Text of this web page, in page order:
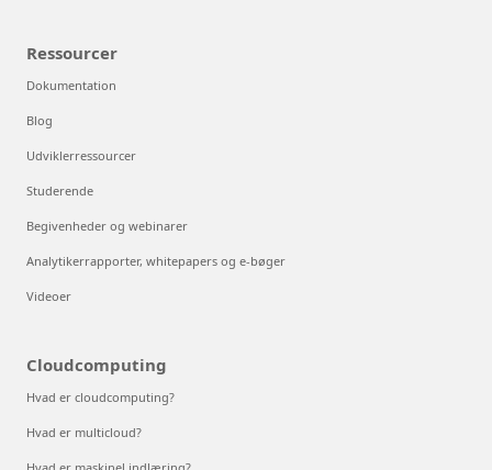
Ressourcer
Dokumentation
Blog
Udviklerressourcer
Studerende
Begivenheder og webinarer
Analytikerrapporter, whitepapers og e-bøger
Videoer
Cloudcomputing
Hvad er cloudcomputing?
Hvad er multicloud?